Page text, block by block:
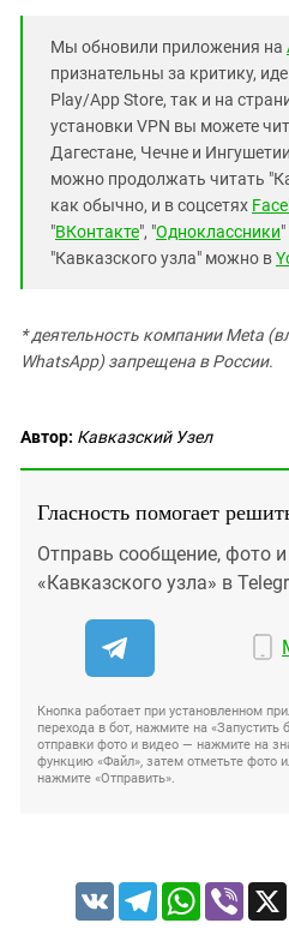
Мы обновили приложения на
признательны за критику,
Play/App Store, так и на
установки VPN вы можете
Дагестане, Чечне и
можно продолжать читать
как обычно, и в соцсетях
"ВКонтакте", "Одноклассники
"Кавказского узла" можно в
* деятельность компании Meta
WhatsApp) запрещена в России.
Автор: Кавказский Узел
Гласность помогает
Отправь сообщение, фото
«Кавказского узла» в
Кнопка работает при установленном
перехода в бот, нажмите на
отправки фото и видео — нажмите на
функцию «Файл», затем отметьте фото
нажмите «Отправить».
VK TelegramWhatsApp
Viber